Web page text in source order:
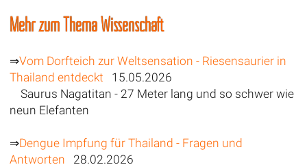
Mehr zum Thema Wissenschaft
⇒Vom Dorfteich zur Weltsensation - Riesensaurier in
Thailand entdeckt 15.05.2026
Saurus Nagatitan - 27 Meter lang und so schwer wie
neun Elefanten
⇒Dengue Impfung für Thailand - Fragen und
Antworten 28.02.2026